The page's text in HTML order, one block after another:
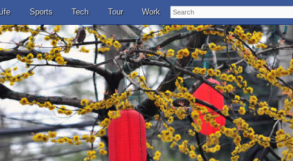
Sports Tech Tour Work
Search